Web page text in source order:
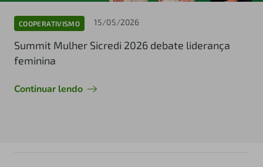
COOPERATIVISMO 15/05/2026
Summit Mulher Sicredi 2026 debate liderança
feminina
Continuar lendo